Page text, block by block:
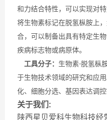
和力结合特性，可以实现对
将生物素标记在脱氢枞胺上
合，可以制备出具有特定生
疾病标志物或病原体。
工具分子： 生物素-脱氢枞
于生物技术领域的研究和应
化、细胞分选、基因表达调控
关于我们:
陕西星贝爱科生物科技